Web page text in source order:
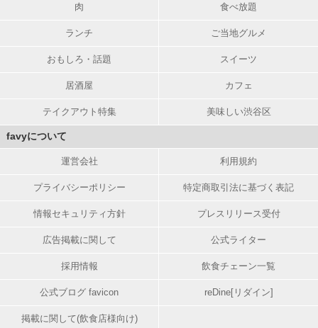
肉 食べ放題
ランチ ご当地グルメ
おもしろ・話題 スイーツ
居酒屋 カフェ
テイクアウト特集 美味しい渋谷区
favyについて
運営会社 利用規約
プライバシーポリシー 特定商取引法に基づく表記
情報セキュリティ方針 プレスリリース受付
広告掲載に関して 公式ライター
採用情報 飲食チェーン一覧
公式ブログ favicon reDine[リダイン]
掲載に関して(飲食店様向け)